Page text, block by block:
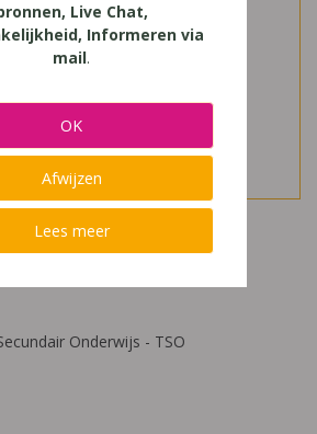
ateliers x-tra diddit
Onderwijs - TSO
Live Chat,
Informeren via
mail.
OK
Afwijzen
Lees meer